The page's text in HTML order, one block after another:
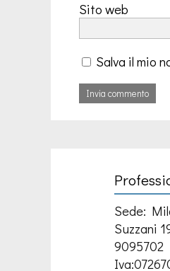
Sito web
Salva il mio
Sede:
Suzzani
9095702